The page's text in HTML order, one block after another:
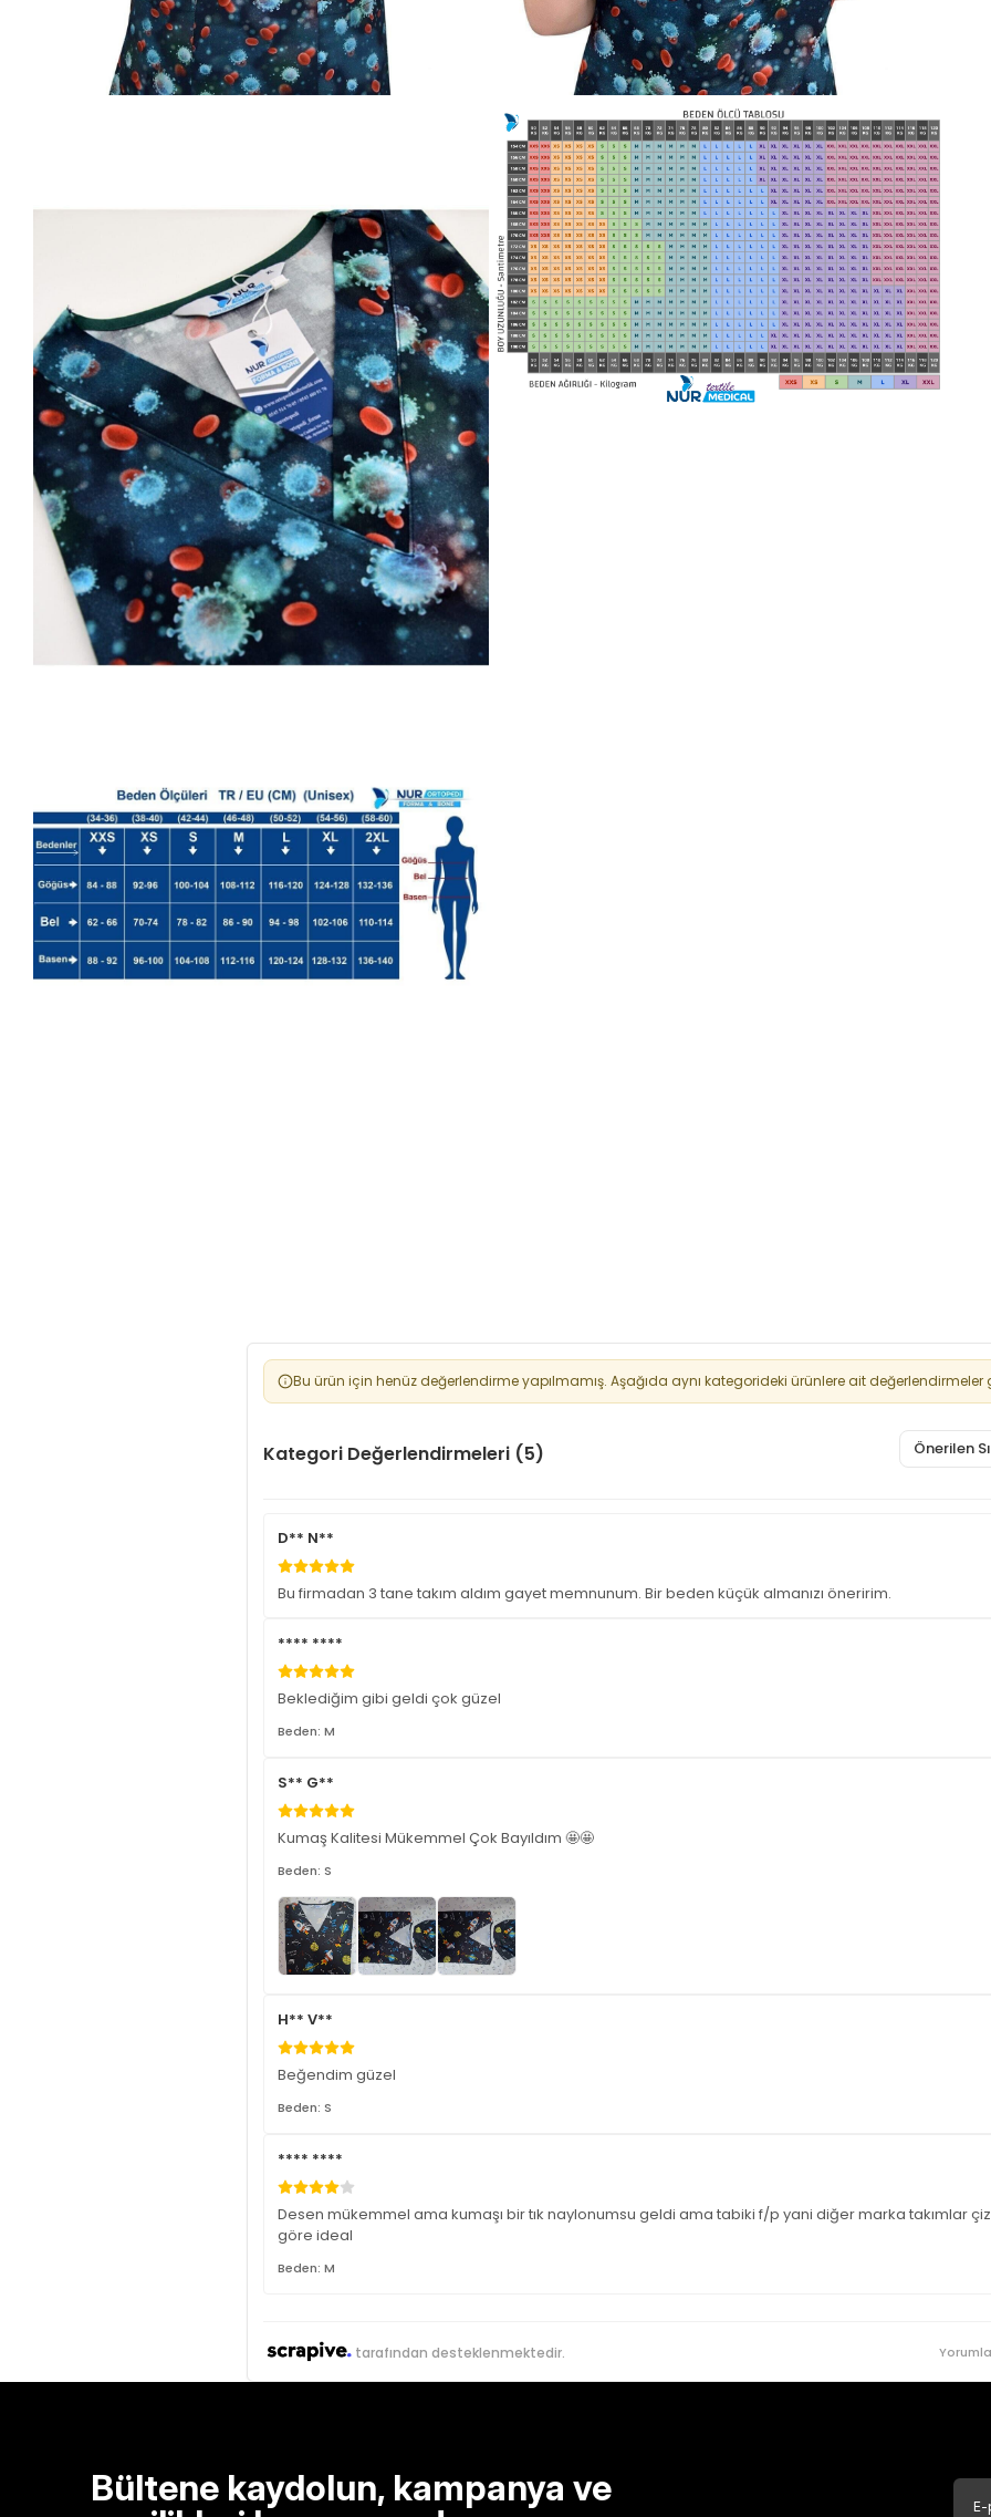
Bu ürün için henüz değerlendirme yapılmamış. Aşağıda aynı kategorideki ürünlere ait değerlendirmeler
Kategori Değerlendirmeleri (5) Önerilen
D** N**
Bu firmadan 3 tane takım aldım gayet memnunum. Bir beden küçük almanızı öneririm.
**** ****
Beklediğim gibi geldi çok güzel
Beden: M
S** G**
Kumaş Kalitesi Mükemmel Çok Bayıldım 🤩🤩
Beden: S
H** V**
Beğendim güzel
Beden: S
**** ****
Desen mükemmel ama kumaşı bir tık naylonumsu geldi ama tabiki f/p yani diğer marka takımlar
göre ideal
Beden: M
tarafından desteklenmektedir.
Bültene kaydolun, kampanya ve